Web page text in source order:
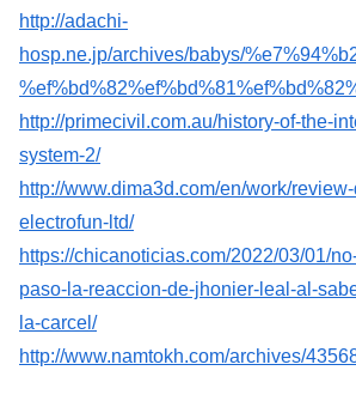
http://adachi-
hosp.ne.jp/archives/babys/
http://primecivil.com.au/history-of-the-
system-2/
http://www.dima3d.com/en/work/
electrofun-ltd/
https://chicanoticias.com/2022/03/01/
paso-la-reaccion-de-jhonier-leal-al-
la-carcel/
http://www.namtokh.com/archives/